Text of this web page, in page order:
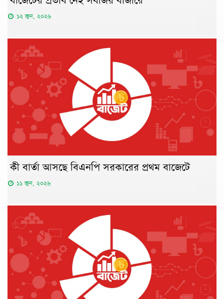
১২ জুন, ২০২৬
কী বার্তা আসছে বিএনপি সরকারের প্রথম বাজেটে
১১ জুন, ২০২৬